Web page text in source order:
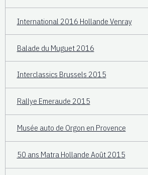
International 2016 Hollande Venray
Balade du Muguet 2016
Interclassics Brussels 2015
Rallye Emeraude 2015
Musée auto de Orgon en Provence
50 ans Matra Hollande Août 2015